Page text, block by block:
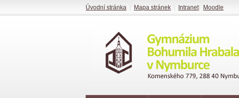
Úvodní stránka Mapa stránek Intranet| Moodle